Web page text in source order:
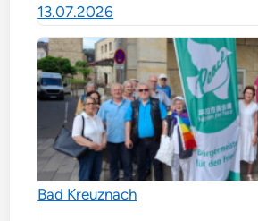
13.07.2026
Bad Kreuznach